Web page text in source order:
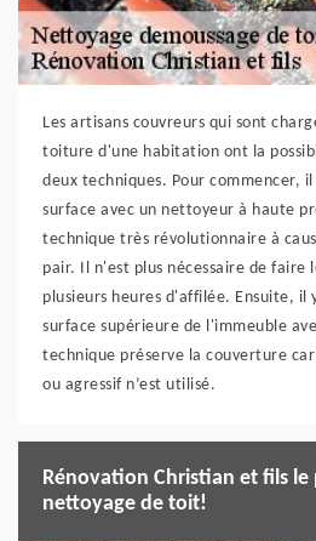
Les artisans couvreurs qui sont
toiture d'une habitation ont la
deux techniques. Pour commencer,
surface avec un nettoyeur à haute
technique très révolutionnaire à
pair. Il n'est plus nécessaire de faire
plusieurs heures d'affilée. Ensuite, il
surface supérieure de l'immeuble
technique préserve la couverture
ou agressif n’est utilisé.
Rénovation Christian et fils
nettoyage de toit!